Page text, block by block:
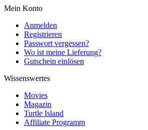
Mein Konto
Anmelden
Registrieren
Passwort vergessen?
Wo ist meine Lieferung?
Gutschein einlösen
Wissenswertes
Movies
Magazin
Turtle Island
Affiliate Programm